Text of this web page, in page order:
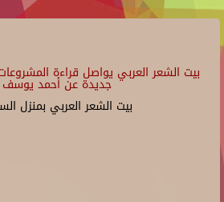
بيت الشعر العربي يواصل قراءة
جديدة عن أحمد
بيت الشعر العربي بمنزل